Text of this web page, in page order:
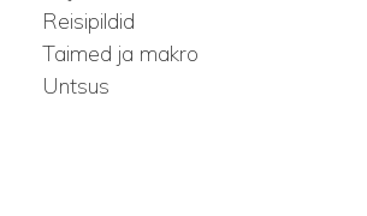
Reisipildid
Taimed ja makro
Untsus